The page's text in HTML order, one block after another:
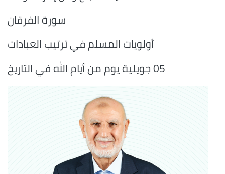
سورة الفرقان
أولويات المسلم في ترتيب العبادات
05 جويلية يوم من أيام الله في التاريخ